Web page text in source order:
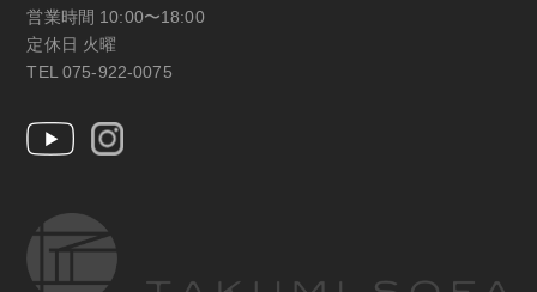
営業時間 10:00〜18:00
定休日 火曜
TEL 075-922-0075